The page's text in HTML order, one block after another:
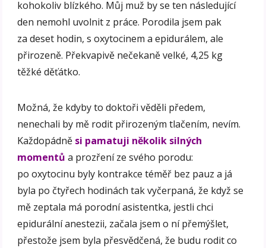
kohokoliv blízkého. Můj muž by se ten následující
den nemohl uvolnit z práce. Porodila jsem pak
za deset hodin, s oxytocinem a epidurálem, ale
přirozeně. Překvapivě nečekaně velké, 4,25 kg
těžké děťátko.
Možná, že kdyby to doktoři věděli předem,
nenechali by mě rodit přirozeným tlačením, nevím.
Každopádně si pamatuji několik silných
momentů a prozření ze svého porodu:
po oxytocinu byly kontrakce téměř bez pauz a já
byla po čtyřech hodinách tak vyčerpaná, že když se
mě zeptala má porodní asistentka, jestli chci
epidurální anestezii, začala jsem o ní přemýšlet,
přestože jsem byla přesvědčená, že budu rodit co